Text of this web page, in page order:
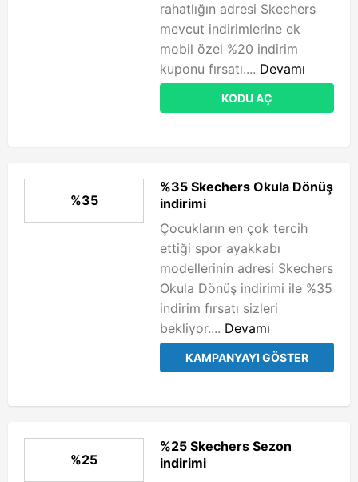
rahatlığın adresi Skechers
mevcut indirimlerine ek
mobil özel %20 indirim
kuponu fırsatı.... Devamı
KODU AÇ
%35
%35 Skechers Okula Dönüş
indirimi
Çocukların en çok tercih
ettiği spor ayakkabı
modellerinin adresi Skechers
Okula Dönüş indirimi ile %35
indirim fırsatı sizleri
bekliyor.... Devamı
KAMPANYAYI GÖSTER
%25
%25 Skechers Sezon
indirimi